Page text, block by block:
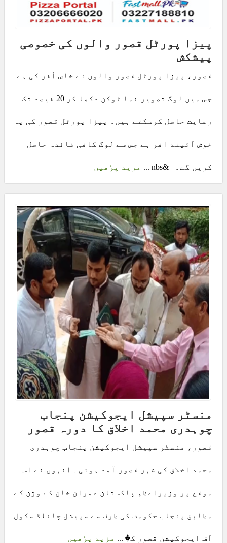
پیزا پورٹل قصور والوں کی خصوصی
پیشکش
قصور، پیزا پورٹل قصور والوں نے خاص اُفر کی ہے
جس میں لوگ تصویر نما ٹوکن دکھا کر 20 فیصد تک
رعایت حاصل کرسکتے ہیں۔ پیزا پورٹل قصور کی یہ
خوش آئیند افر ہے جس سے لوگ کافی فائدہ حاصل
کریں گے۔ &nbs ... مزید پڑھیں
منسٹر سپیشل ایجوکیشن پنجاب
چوہدری محمد اخلاق کا دورہ قصور
قصور، منسٹر سپیشل ایجوکیشن پنجاب چوہدری
محمد اخلاق کی شہر قصور آمد ہوئی۔ انہوں نے اس
موقع پر وزیراعظم پاکستان عمران خان کے وژن کے
مطابق پنجاب حکومت کی طرف سے سپیشل چائلڈ سکول
آف ایجوکیشن قصور ک� ... مزید پڑھیں